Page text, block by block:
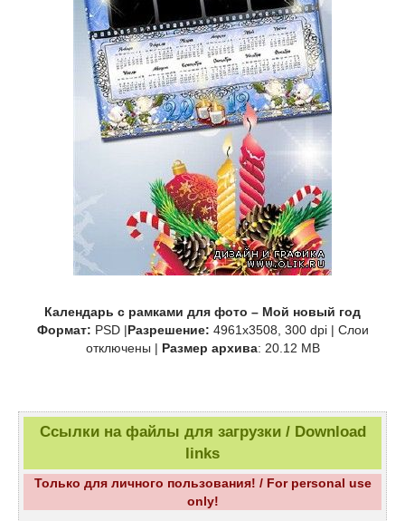
Календарь с рамками для фото – Мой новый год
Формат: PSD |Разрешение: 4961x3508, 300 dpi | Слои
отключены | Размер архива: 20.12 MB
Ссылки на файлы для загрузки / Download
links
Только для личного пользования! / For personal use
only!